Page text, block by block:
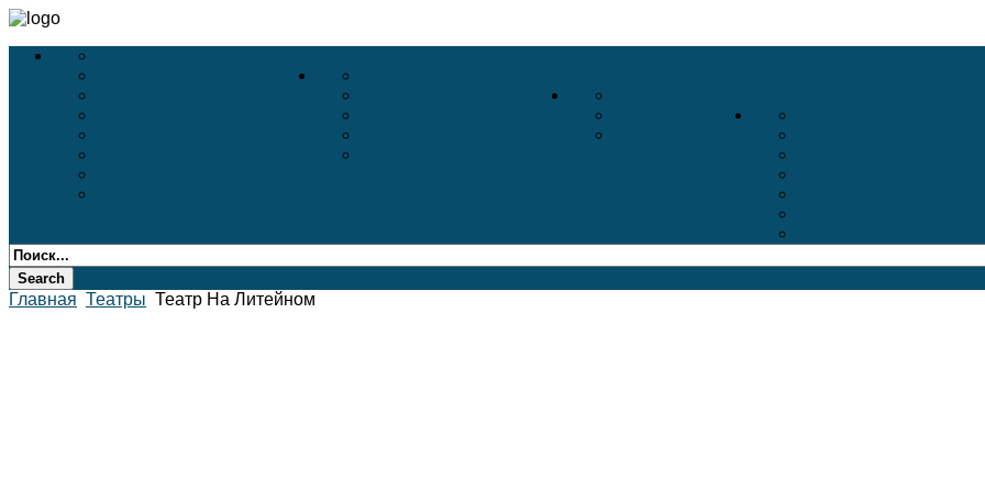
Отели 4 Звёзды
Главная Театры Театр На Литейном